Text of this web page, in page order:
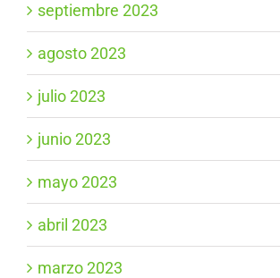
septiembre 2023
agosto 2023
julio 2023
junio 2023
mayo 2023
abril 2023
marzo 2023